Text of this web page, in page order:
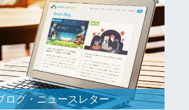
ログ・ニュースレター